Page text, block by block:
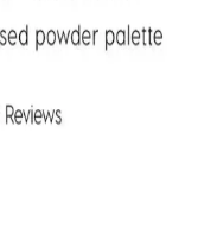
şık bir makyaj ürünüdür.
Deneyimleri